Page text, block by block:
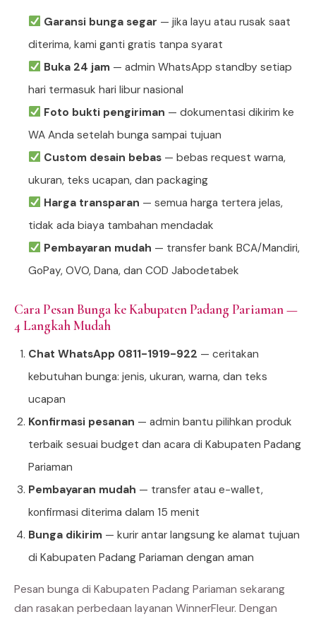
Garansi bunga segar — jika layu atau rusak saat
diterima, kami ganti gratis tanpa syarat
Buka 24 jam— admin WhatsApp standby setiap
hari termasuk hari libur nasional
Foto bukti pengiriman — dokumentasi dikirim ke
WA Anda setelah bunga sampai tujuan
Custom desain bebas— bebas request warna,
ukuran, teks ucapan, dan packaging
Harga transparan — semua harga tertera jelas,
tidak ada biaya tambahan mendadak
Pembayaran mudah — transfer bank BCA/Mandiri,
GoPay, OVO, Dana, dan COD Jabodetabek
Cara Pesan Bunga ke Kabupaten Padang Pariaman —
4 Langkah Mudah
Chat WhatsApp 0811-1919-922 — ceritakan
kebutuhan bunga: jenis, ukuran, warna, dan teks
ucapan
Konfirmasi pesanan — admin bantu pilihkan produk
terbaik sesuai budget dan acara di Kabupaten Padang
Pariaman
Pembayaran mudah — transfer atau e-wallet,
konfirmasi diterima dalam 15 menit
Bunga dikirim — kurir antar langsung ke alamat tujuan
di Kabupaten Padang Pariaman dengan aman
Pesan bunga di Kabupaten Padang Pariaman sekarang
dan rasakan perbedaan layanan WinnerFleur. Dengan